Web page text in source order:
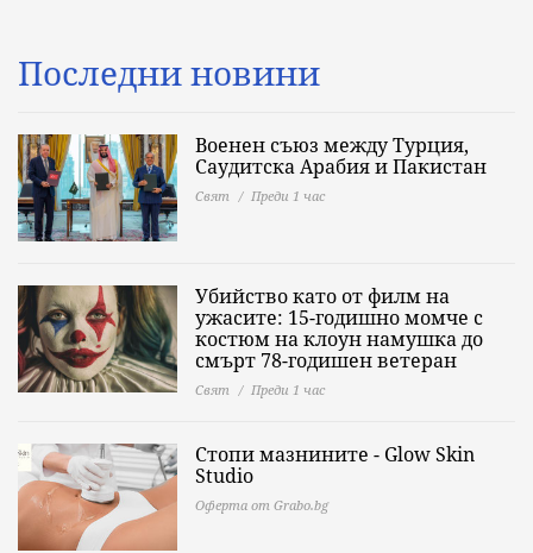
Последни новини
Военен съюз между Турция,
Саудитска Арабия и Пакистан
Свят Преди 1 час
Убийство като от филм на
ужасите: 15-годишно момче с
костюм на клоун намушка до
смърт 78-годишен ветеран
Свят Преди 1 час
Стопи мазнините - Glow Skin
Studio
Оферта от Grabo.bg